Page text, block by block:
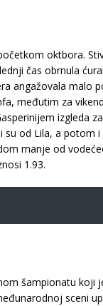
oktbora.
čas obrnula
angažovala malo
međutim za
izgleda
su od Lila, a potom i
manje od
1.93.
šampionatu koji
sceni